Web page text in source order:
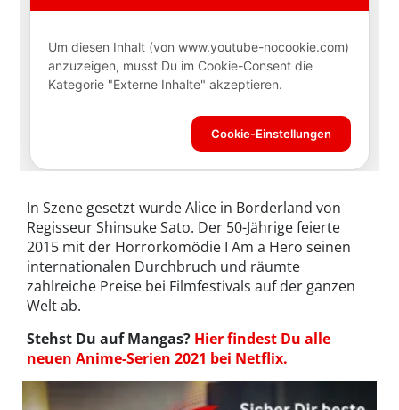
In Szene gesetzt wurde Alice in Borderland von
Regisseur Shinsuke Sato. Der 50-Jährige feierte
2015 mit der Horrorkomödie I Am a Hero seinen
internationalen Durchbruch und räumte
zahlreiche Preise bei Filmfestivals auf der ganzen
Welt ab.
Stehst Du auf Mangas? Hier findest Du alle
neuen Anime-Serien 2021 bei Netflix.